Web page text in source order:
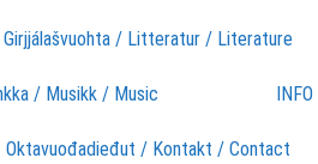
Girjjálašvuohta / Litteratur / Literature
/ Musikk / Music INFO
Oktavuođadieđut / Kontakt / Contact